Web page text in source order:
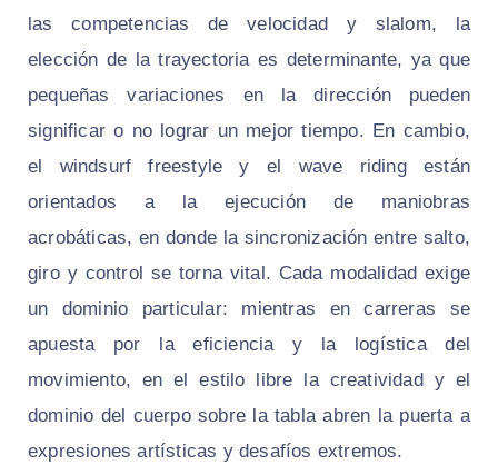
las competencias de velocidad y slalom, la
elección de la trayectoria es determinante, ya que
pequeñas variaciones en la dirección pueden
significar o no lograr un mejor tiempo. En cambio,
el windsurf freestyle y el wave riding están
orientados a la ejecución de maniobras
acrobáticas, en donde la sincronización entre salto,
giro y control se torna vital. Cada modalidad exige
un dominio particular: mientras en carreras se
apuesta por la eficiencia y la logística del
movimiento, en el estilo libre la creatividad y el
dominio del cuerpo sobre la tabla abren la puerta a
expresiones artísticas y desafíos extremos.